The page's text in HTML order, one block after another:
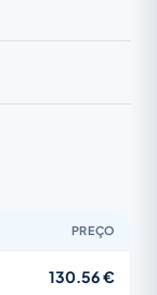
PREÇO
130.56 €